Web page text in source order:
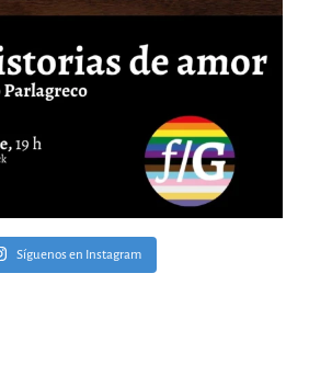
Síguenos en Instagram